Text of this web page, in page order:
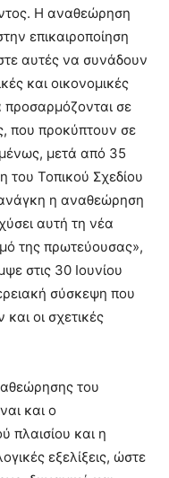
Η αναθεώρηση
επικαιροποίηση
αυτές να συνάδουν
και οικονομικές
σε
που προκύπτουν σε
μετά από 35
του Τοπικού Σχεδίου
η αναθεώρηση
αυτή τη νέα
της πρωτεύουσας»,
στις 30 Ιουνίου
σύσκεψη που
οι σχετικές
του
και ο
πλαισίου και η
εξελίξεις, ώστε